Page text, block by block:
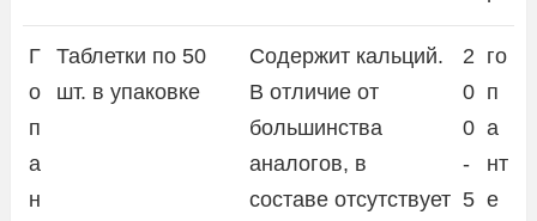
Г
о
п
а
н
Таблетки по 50
шт. в упаковке
Содержит кальций.
В отличие от
большинства
аналогов, в
составе отсутствует
2
0
0
-
5
го
п
а
нт
е